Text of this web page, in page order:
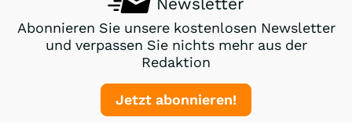
Abonnieren Sie unsere kostenlosen Newsletter
und verpassen Sie nichts mehr aus der
Redaktion
Jetzt abonnieren!